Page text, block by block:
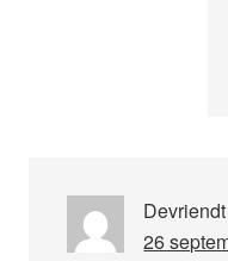
Devriendt
26